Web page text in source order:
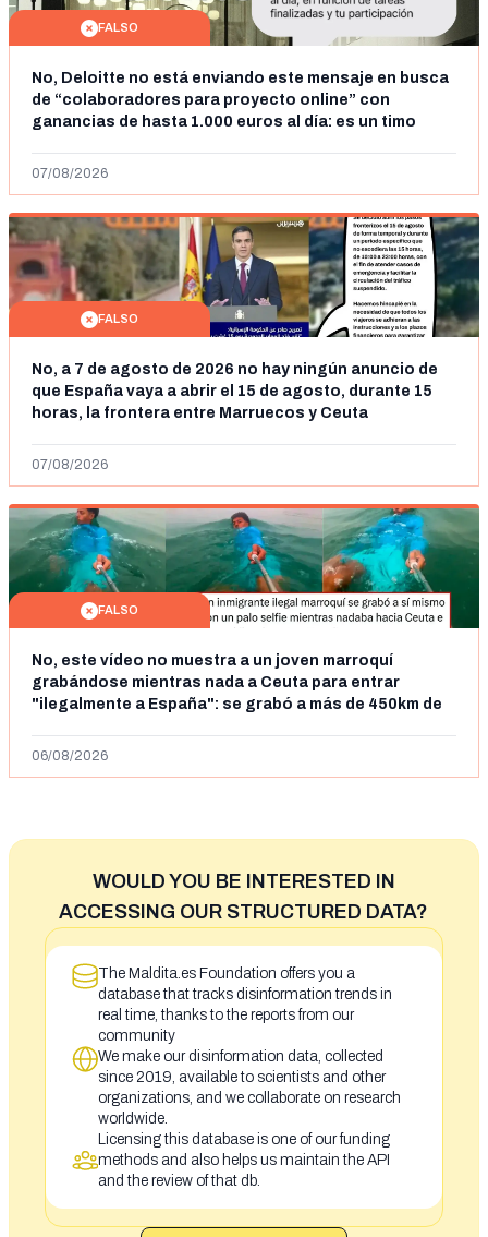
FALSO
No, Deloitte no está enviando este mensaje en busca
de “colaboradores para proyecto online” con
ganancias de hasta 1.000 euros al día: es un timo
07/08/2026
FALSO
No, a 7 de agosto de 2026 no hay ningún anuncio de
que España vaya a abrir el 15 de agosto, durante 15
horas, la frontera entre Marruecos y Ceuta
07/08/2026
FALSO
No, este vídeo no muestra a un joven marroquí
grabándose mientras nada a Ceuta para entrar
"ilegalmente a España": se grabó a más de 450km de
06/08/2026
WOULD YOU BE INTERESTED IN
ACCESSING OUR STRUCTURED DATA?
The Maldita.es Foundation offers you a
database that tracks disinformation trends in
real time, thanks to the reports from our
community
We make our disinformation data, collected
since 2019, available to scientists and other
organizations, and we collaborate on research
worldwide.
Licensing this database is one of our funding
methods and also helps us maintain the API
and the review of that db.